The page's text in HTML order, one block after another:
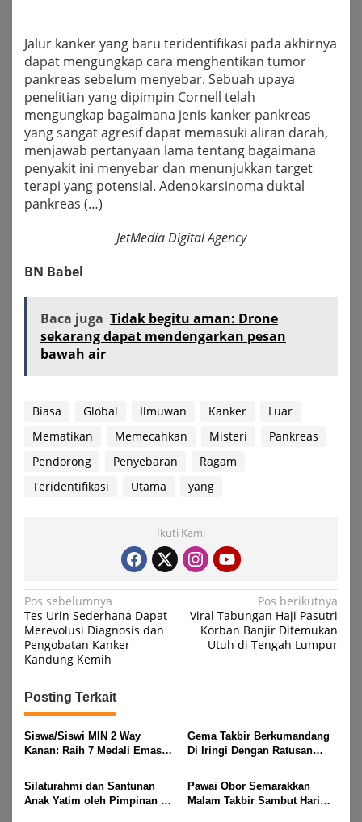
Jalur kanker yang baru teridentifikasi pada akhirnya
dapat mengungkap cara menghentikan tumor
pankreas sebelum menyebar. Sebuah upaya
penelitian yang dipimpin Cornell telah
mengungkap bagaimana jenis kanker pankreas
yang sangat agresif dapat memasuki aliran darah,
menjawab pertanyaan lama tentang bagaimana
penyakit ini menyebar dan menunjukkan target
terapi yang potensial. Adenokarsinoma duktal
pankreas (…)
JetMedia Digital Agency
BN Babel
Baca juga Tidak begitu aman: Drone
sekarang dapat mendengarkan pesan
bawah air
Biasa Global Ilmuwan Kanker
Luar
Mematikan
Memecahkan Misteri
Pankreas
Pendorong
Penyebaran
Ragam
Teridentifikasi
Utama yang
Ikuti Kami
Navigasi
pos
Pos sebelumnya
Tes Urin Sederhana Dapat
Merevolusi Diagnosis dan
Pengobatan Kanker
Kandung Kemih
Pos berikutnya
Viral Tabungan Haji Pasutri
Korban Banjir Ditemukan
Utuh di Tengah Lumpur
Posting Terkait
Siswa/Siswi MIN 2 Way
Kanan: Raih 7 Medali Emas
Gubernur Lampung Cup 2
Taekwondo Championship
2026
Gema Takbir Berkumandang
Di Iringi Dengan Ratusan
Rayakan Kemenangan Idul
Fitri 1447 H
Silaturahmi dan Santunan
Anak Yatim oleh Pimpinan PT
Pawai Obor Semarakkan
Malam Takbir Sambut Hari